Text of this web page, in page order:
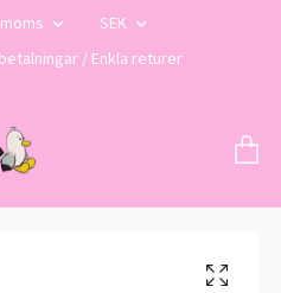
SEK
/ Enkla returer